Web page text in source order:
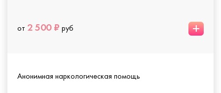
от 2 500 ₽ руб +
Анонимная наркологическая помощь